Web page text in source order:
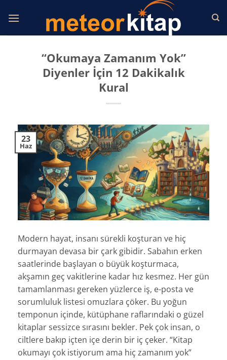
atla
“Okumaya Zamanım Yok”
Diyenler İçin 12 Dakikalık
Kural
23
Haz
Modern hayat, insanı sürekli koşturan ve hiç
durmayan devasa bir çark gibidir. Sabahın erken
saatlerinde başlayan o büyük koşturmaca,
akşamın geç vakitlerine kadar hız kesmez. Her gün
tamamlanması gereken yüzlerce iş, e-posta ve
sorumluluk listesi omuzlara çöker. Bu yoğun
temponun içinde, kütüphane raflarındaki o güzel
kitaplar sessizce sırasını bekler. Pek çok insan, o
ciltlere bakıp içten içe derin bir iç çeker. “Kitap
okumayı çok istiyorum ama hiç zamanım yok”